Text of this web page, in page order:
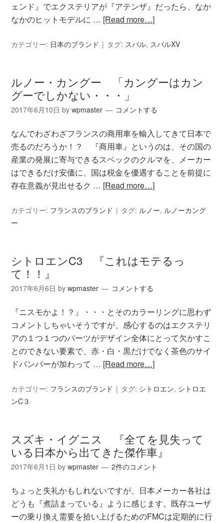
ェンド』でエクステリアが『アテンザ』だったら、なか
なかのヒットモデルに … [Read more…]
カテゴリー: 日本のブランド タグ: スバル, スバルXV
ルノー・カングー 「カングーはカン
グーでしかない・・・」
2017年6月10日 bywpmaster コメントする
なんでわざわざフランスの商用車を輸入してきて日本で
売るのだろうか！？ 『商用車』というのは、その国の
産業の発展に寄与できるスペックのクルマを、メーカー
はできるだけ安価に、国は税金を優遇することを前提に
存在意義が見出せるク … [Read more…]
カテゴリー: フランスのブランド タグ: ルノー, ルノーカング
ー
シトロエンC3 『これはモテるっ
て！！』
2017年6月6日 bywpmaster コメントする
『ニスモかよ！？』・・・とそのカラーリングに思わず
コメントしちゃいそうですが、感心するのはエクステリ
アの１つ１つのパーツがデザイン全体にとって欠かすこ
とのできない要素で、赤・白・黒だけでなく茶色のサイ
ドバンパーが加わって … [Read more…]
カテゴリー: フランスのブランド タグ: シトロエン, シトロエ
ンC３
スズキ・イグニス 『全てを見失って
いる日本から出てきた傑作車』
2017年6月1日 bywpmaster 2件のコメント
ちょっと失礼かもしれないですが、日本メーカー各社は
どうも『煮詰まっている』ように感じます。既存ユーザ
ーの乗り換え需要を拾い上げるためのFMCは定期的に行